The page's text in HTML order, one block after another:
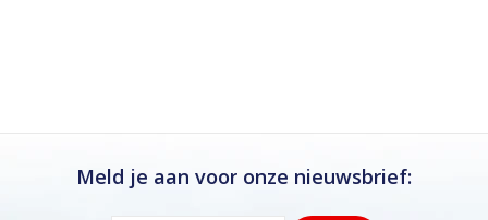
Meld je aan voor onze nieuwsbrief: